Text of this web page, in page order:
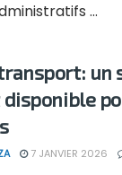
...
un
disponible
7 JANVIER 2026